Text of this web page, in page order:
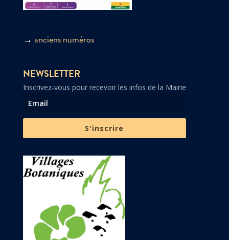
→ anciens numéros
NEWSLETTER
Inscrivez-vous pour recevoir les infos de la Mairie
S'inscrire